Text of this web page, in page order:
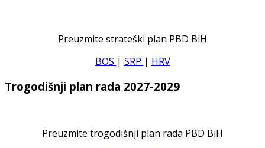
Preuzmite strateški plan PBD BiH
BOS | SRP | HRV
Trogodišnji plan rada 2027-2029
Preuzmite trogodišnji plan rada PBD BiH